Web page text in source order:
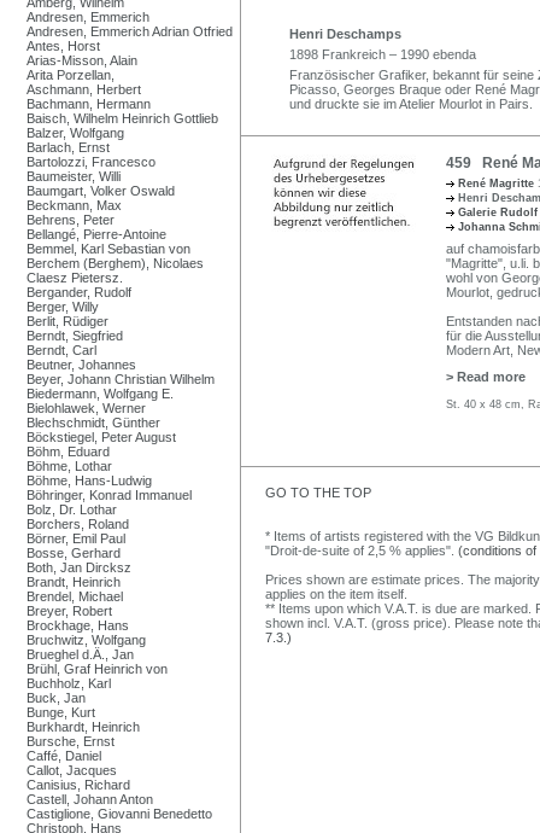
Andresen, Emmerich
Andresen, Emmerich Adrian Otfried
Antes, Horst
Arias-Misson, Alain
Arita Porzellan,
Aschmann, Herbert
Bachmann, Hermann
Baisch, Wilhelm Heinrich Gottlieb
Balzer, Wolfgang
Barlach, Ernst
Bartolozzi, Francesco
Baumeister, Willi
Baumgart, Volker Oswald
Beckmann, Max
Behrens, Peter
Bellangé, Pierre-Antoine
Bemmel, Karl Sebastian von
Berchem (Berghem), Nicolaes
Claesz Pietersz.
Bergander, Rudolf
Berger, Willy
Berlit, Rüdiger
Berndt, Siegfried
Berndt, Carl
Beutner, Johannes
Beyer, Johann Christian Wilhelm
Biedermann, Wolfgang E.
Bielohlawek, Werner
Blechschmidt, Günther
Böckstiegel, Peter August
Böhm, Eduard
Böhme, Lothar
Böhme, Hans-Ludwig
Böhringer, Konrad Immanuel
Bolz, Dr. Lothar
Borchers, Roland
Börner, Emil Paul
Bosse, Gerhard
Both, Jan Dircksz
Brandt, Heinrich
Brendel, Michael
Breyer, Robert
Brockhage, Hans
Bruchwitz, Wolfgang
Brueghel d.Ä., Jan
Brühl, Graf Heinrich von
Buchholz, Karl
Buck, Jan
Bunge, Kurt
Burkhardt, Heinrich
Bursche, Ernst
Caffé, Daniel
Callot, Jacques
Canisius, Richard
Castell, Johann Anton
Castiglione, Giovanni Benedetto
Christoph, Hans
Henri Deschamps
1898 Frankreich – 1990 ebenda
Französischer Grafiker, bekannt für seine
Picasso, Georges Braque oder René
und druckte sie im Atelier Mourlot in Pairs.
459 René
René Magritte
Henri
Galerie
Johanna
auf
"Magritte", u.li.
wohl von
Mourlot,
Entstanden
für die
Modern Art,
> Read more
St. 40 x 48 cm,
GO TO THE TOP
* Items of artists registered with the VG
"Droit-de-suite of 2,5 % applies". (conditions of
Prices shown are estimate prices. The
applies on the item itself.
** Items upon which V.A.T. is due are
shown incl. V.A.T. (gross price). Please note
7.3.)